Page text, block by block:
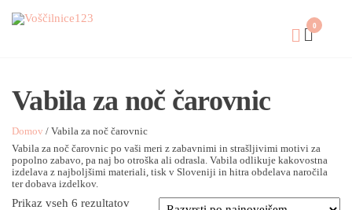
0
Vabila za noč čarovnic
Domov / Vabila za noč čarovnic
Vabila za noč čarovnic po vaši meri z zabavnimi in strašljivimi motivi za
popolno zabavo, pa naj bo otroška ali odrasla. Vabila odlikuje kakovostna
izdelava z najboljšimi materiali, tisk v Sloveniji in hitra obdelava naročila
ter dobava izdelkov.
Prikaz vseh 6 rezultatov